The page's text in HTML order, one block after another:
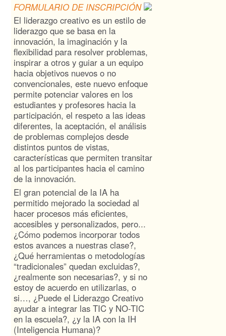
FORMULARIO DE INSCRIPCIÓN
El liderazgo creativo es un estilo de
liderazgo que se basa en la
innovación, la imaginación y la
flexibilidad para resolver problemas,
inspirar a otros y guiar a un equipo
hacia objetivos nuevos o no
convencionales, este nuevo enfoque
permite potenciar valores en los
estudiantes y profesores hacia la
participación, el respeto a las ideas
diferentes, la aceptación, el análisis
de problemas complejos desde
distintos puntos de vistas,
características que permiten transitar
al los participantes hacia el camino
de la innovación.
El gran potencial de la IA ha
permitido mejorado la sociedad al
hacer procesos más eficientes,
accesibles y personalizados, pero...
¿Cómo podemos incorporar todos
estos avances a nuestras clase?,
¿Qué herramientas o metodologías
“tradicionales” quedan excluidas?,
¿realmente son necesarias?, y si no
estoy de acuerdo en utilizarlas, o
si…, ¿Puede el Liderazgo Creativo
ayudar a integrar las TIC y NO-TIC
en la escuela?, ¿y la IA con la IH
(Inteligencia Humana)?